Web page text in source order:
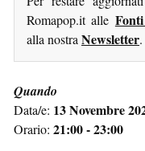
Romapop.it alle
alla nostra Newsletter.
Quando
Data/e: 13 Novembre
Orario: 21:00 - 23:00